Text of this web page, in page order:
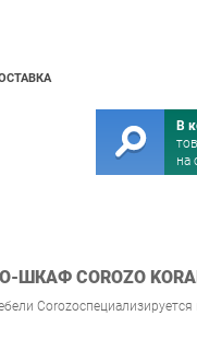
В
на
ШКАФ COROZO